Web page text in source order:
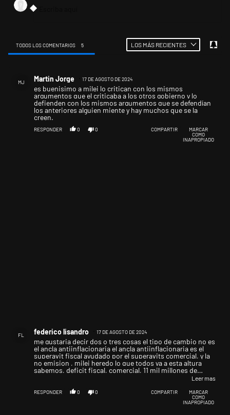
TODOS LOS COMENTARIOS 5 LOS MÁS RECIENTES
MJ Martin Jorge 17 DE AGOSTO DE 2024
es buenisimo a milei lo critican con los mismos
argumentos que el criticaba a los otros gobierno y lo
defienden con los mismos argumentos que se defendían
los anteriores alguien miente y hay muchos que se la
creen.
RESPONDER 0 0 COMPARTIR
MARCAR
COMO
INAPROPIADO
FL federico lisandro 17 DE AGOSTO DE 2024
me gustaria decir dos o tres cosas el tipo de cambio no es
el ancla antiinflacionaria el ancla antiinflacionaria es el
superavit fiscal ayudado por el superavits comercial, y la
no emision , milei heredo lo que todos ya a esta altura
sabemos, deficit fiscal, comercial, 11 mil millones de
% , milei no puede levantar el cepo pq no tiene reservas es
asi de simple si levanta el cepo tiene que devaluar si
devalua la pobreza aumenta, llevamos 100 años tocando el
Leer mas
RESPONDER 0 0 COMPARTIR
MARCAR
COMO
INAPROPIADO